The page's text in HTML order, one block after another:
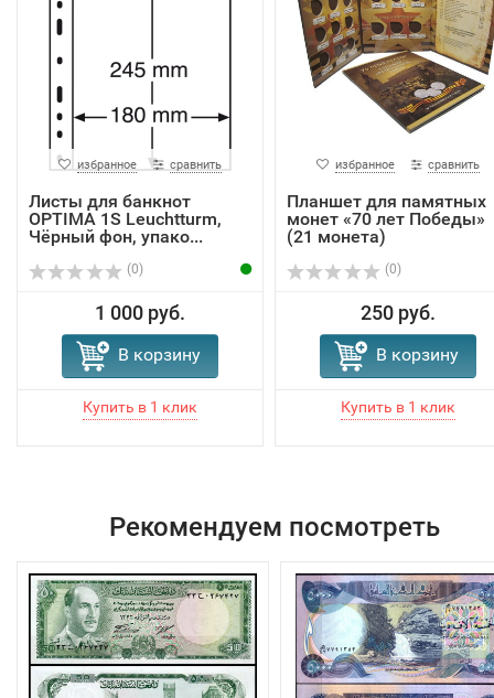
избранное сравнить
Листы для банкнот
OPTIMA 1S Leuchtturm,
Чёрный фон, упако...
(0)
1 000 руб.
В корзину
избранное сравнить
Планшет для памятных
монет «70 лет Победы»
(21 монета)
(0)
250 руб.
В корзину
Рекомендуем посмотреть